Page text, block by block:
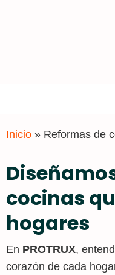
Inicio » Reformas de
cocinas
hogares
En PROTRUX,
corazón de cada